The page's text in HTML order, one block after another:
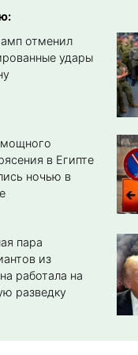
отменил
удары
в Египте
ночью в
пара
из
работала на
разведку